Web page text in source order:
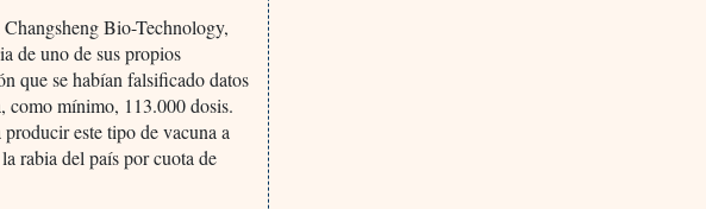
Bio-Technology,
de uno de sus propios
que se habían falsificado datos
como mínimo, 113.000 dosis.
este tipo de vacuna a
rabia del país por cuota de